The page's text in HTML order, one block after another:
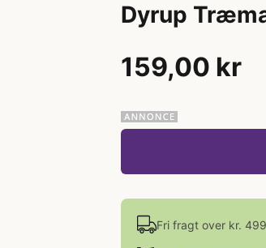
Dyrup
159,00 kr
Fri fragt over kr. 499